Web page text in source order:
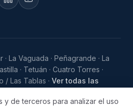
· La Vaguada · Peñagrande · La
· Tetuán · Cuatro Torres ·
/ Las Tablas · Ver todas las
y de terceros para analizar el uso